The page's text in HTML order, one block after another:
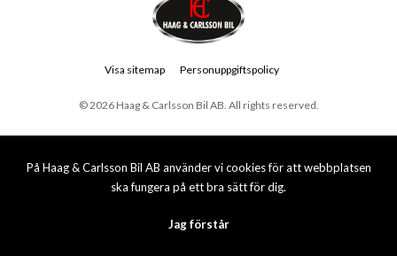
På Haag & Carlsson Bil AB använder vi cookies för att webbplatsen
ska fungera på ett bra sätt för dig.
Jag förstår
© 2026 Haag & Carlsson Bil AB. All rights reserved.
Visa sitemap Personuppgiftspolicy